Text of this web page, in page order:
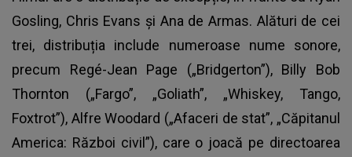
Gosling, Chris Evans și Ana de Armas. Alături de cei
trei, distribuția include numeroase nume sonore,
precum Regé-Jean Page („Bridgerton”), Billy Bob
Thornton („Fargo”, „Goliath”, „Whiskey, Tango,
Foxtrot”), Alfre Woodard („Afaceri de stat”, „Căpitanul
America: Război civil”), care o joacă pe directoarea